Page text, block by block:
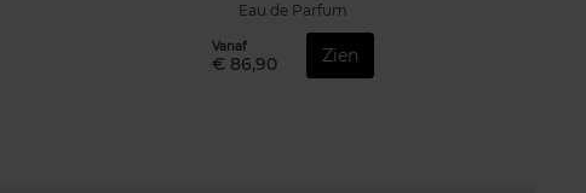
Eau de Parfum
Vanaf
€ 86,90 Zien